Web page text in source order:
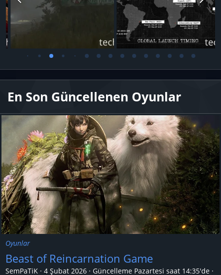
En Son Güncellenen Oyunlar
Oyunlar
Beast of Reincarnation Game
SemPaTiK 4 Şubat 2026 Güncelleme Pazartesi saat 14:35'de